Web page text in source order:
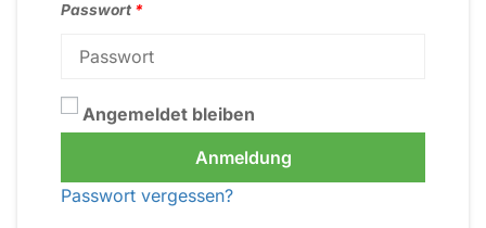
Passwort *
Angemeldet bleiben
Anmeldung
Passwort vergessen?